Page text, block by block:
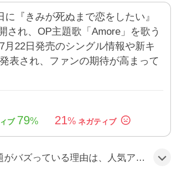
に『きみが死ぬまで恋をしたい』
され、OP主題歌「Amore」を歌う
月22日発売のシングル情報や新キ
表され、ファンの期待が高まって
79% 21%
ィストReoNaが新作アニメのOPを担当し、楽曲『Amore』が注目を集めたことと、PVの映像美とストーリーが好評だったため、ファンの期待感が高まったようだ。